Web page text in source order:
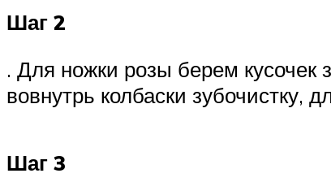
Шаг 2
. Для ножки розы берем кусочек
вовнутрь колбаски зубочистку,
Шаг 3